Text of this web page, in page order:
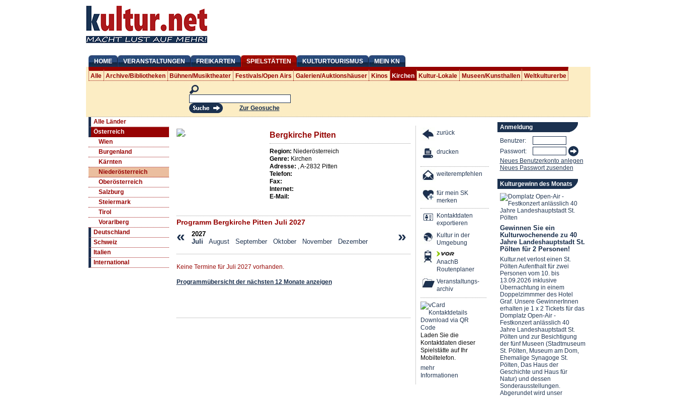
HOME VERANSTALTUNGEN FREIKARTEN SPIELSTÄTTEN KULTURTOURISMUS MEIN KN
Alle Archive/Bibliotheken Bühnen/Musiktheater Festivals/Open Airs Galerien/Auktionshäuser Kinos Kirchen Kultur-Lokale Museen/Kunsthallen Weltkulturerbe
Zur Geosuche
Alle Länder
Österreich
Wien
Burgenland
Kärnten
Niederösterreich
Oberösterreich
Salzburg
Steiermark
Tirol
Vorarlberg
Deutschland
Schweiz
Italien
International
Bergkirche Pitten
Region: Niederösterreich
Genre: Kirchen
Adresse: ,A-2832 Pitten
Telefon:
Fax:
Internet:
E-Mail:
Programm Bergkirche Pitten Juli 2027
« »
2027
Juli
August September Oktober November Dezember
Keine Termine für Juli 2027 vorhanden.
Programmübersicht der nächsten 12 Monate anzeigen
zurück
drucken
weiterempfehlen
für mein SK
merken
Kontaktdaten
exportieren
Kultur in der
Umgebung
AnachB
Routenplaner
Veranstaltungs-
archiv
Laden Sie die
Kontaktdaten dieser
Spielstätte auf Ihr
Mobiltelefon.
mehr
Informationen
Anmeldung
Benutzer:
Passwort:
Neues Benutzerkonto anlegen
Neues Passwort zusenden
Kulturgewinn des Monats
Gewinnen Sie ein
Kulturwochenende zu 40
Jahre Landeshauptstadt St.
Pölten für 2 Personen!
Kultur.net verlost einen St.
Pölten Aufenthalt für zwei
Personen vom 10. bis
13.09.2026 inklusive
Übernachtung in einem
Doppelzimmmer des Hotel
Graf. Unsere GewinnerInnen
erhalten je 1 x 2 Tickets für das
Domplatz Open-Air -
Festkonzert anlässlich 40
Jahre Landeshauptstadt St.
Pölten und zur Besichtigung
der fünf Museen (Stadtmuseum
St. Pölten, Museum am Dom,
Ehemalige Synagoge St.
Pölten, Das Haus der
Geschichte und Haus für
Natur) und dessen
Sonderausstellungen.
Abgerundet wird unser